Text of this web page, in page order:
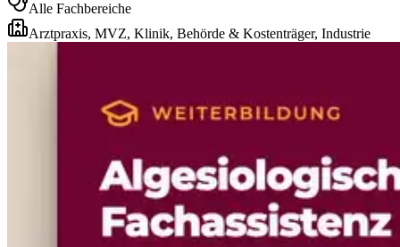
Alle Fachbereiche
Arztpraxis, MVZ, Klinik, Behörde & Kostenträger, Industrie